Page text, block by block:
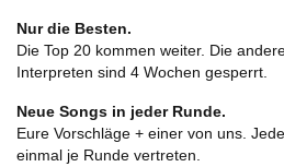
Nur die Besten.
Die Top 20 kommen weiter. Die
Interpreten sind 4 Wochen gesperrt.
Neue Songs in jeder Runde.
Eure Vorschläge + einer von uns.
einmal je Runde vertreten.